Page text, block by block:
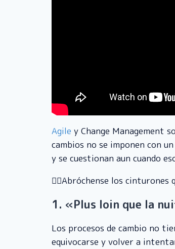
Agile y Change Management
cambios no se imponen con
y se cuestionan aun cuando
🧑‍✈️Abróchense los cinturones
1. «Plus loin que la
Los procesos de cambio no
equivocarse y volver a